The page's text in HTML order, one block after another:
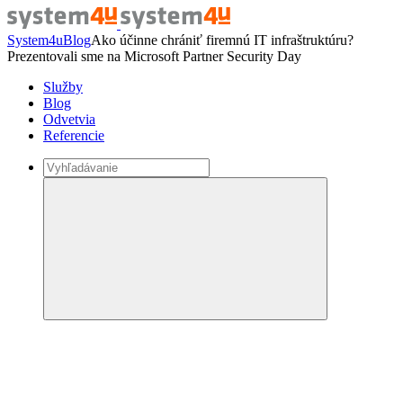
System4uBlogAko účinne chrániť firemnú IT infraštruktúru?
Prezentovali sme na Microsoft Partner Security Day
Služby
Blog
Odvetvia
Referencie